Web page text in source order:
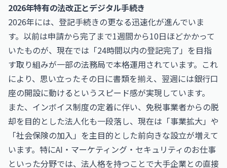
2026年特有の法改正とデジタル手続き
2026年には、登記手続きの更なる迅速化が進んでいま
す。以前は申請から完了まで1週間から10日ほどかかって
いたものが、現在では「24時間以内の登記完了」を目指
す取り組みが一部の法務局で本格運用されています。これ
により、思い立ったその日に書類を揃え、翌週には銀行口
座の開設に動けるというスピード感が実現しています。
また、インボイス制度の定着に伴い、免税事業者からの脱
却を目的とした法人化も一段落し、現在は「事業拡大」や
「社会保険の加入」を主目的とした前向きな設立が増えて
います。特にAI・マーケティング・セキュリティのお仕事
といった分野では、法人格を持つことで大手企業との直接